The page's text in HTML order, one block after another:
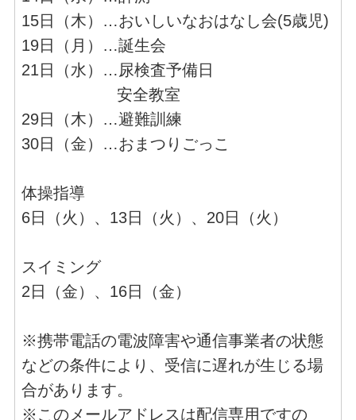
15日（木）…おいしいなおはなし会(5歳児)
19日（月）…誕生会
21日（水）…尿検査予備日
安全教室
29日（木）…避難訓練
30日（金）…おまつりごっこ
体操指導
6日（火）、13日（火）、20日（火）
スイミング
2日（金）、16日（金）
※携帯電話の電波障害や通信事業者の状態
などの条件により、受信に遅れが生じる場
合があります。
※このメールアドレスは配信専用ですの